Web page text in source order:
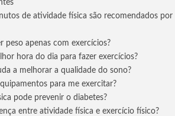
de atividade física são recomendados por
peso apenas com exercícios?
hora do dia para fazer exercícios?
a melhorar a qualidade do sono?
para me exercitar?
pode prevenir o diabetes?
entre atividade física e exercício físico?